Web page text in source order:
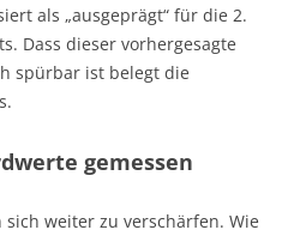
als „ausgeprägt“ für die 2.
Dass dieser vorhergesagte
spürbar ist belegt die
gemessen
weiter zu verschärfen. Wie